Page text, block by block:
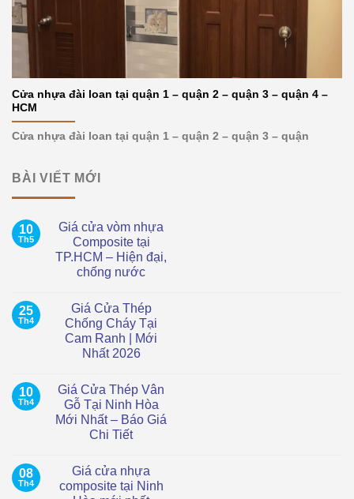
BÀI VIẾT MỚI
10
Th5
Giá cửa vòm nhựa
Composite tại
TP.HCM – Hiện đại,
chống nước
bình
luận
ở
Giá
cửa
vòm
TP.HCM
–
Hiện
đại,
chống
25
Th4
Giá Cửa Thép
Chống Cháy Tại
Cam Ranh | Mới
Nhất 2026
bình
luận
ở
Giá
Cửa
Thép
Tại
Cam
Ranh
10
Th4
Giá Cửa Thép Vân
Gỗ Tại Ninh Hòa
Mới Nhất – Báo Giá
Chi Tiết
bình
luận
ở
08
Th4
Giá cửa nhựa
composite tại Ninh
Cửa nhựa đài loan tại quận 1 – quận 2 – quận 3 – quận 4 –
HCM
Cửa nhựa đài loan tại quận 1 – quận 2 – quận 3 – quận